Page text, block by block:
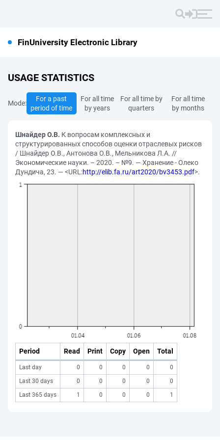
FinUniversity Electronic Library
USAGE STATISTICS
Mode:
For a past
period of time
For all time
by years
For all time by
quarters
For all time
by months
Шнайдер О.В. К вопросам комплексных и
структурированных способов оценки отраслевых рисков
/ Шнайдер О.В., Антонова О.В., Мельникова Л.А. //
Экономические науки. – 2020. – №9. — Хранение - Олеко
Дундича, 23. — <URL:http://elib.fa.ru/art2020/bv3453.pdf>.
Period Read Print Copy Open Total
Last day 0 0 0 0
0
Last 30 days
0 0 0 0
0
Last 365 days
1 0 0 0 1